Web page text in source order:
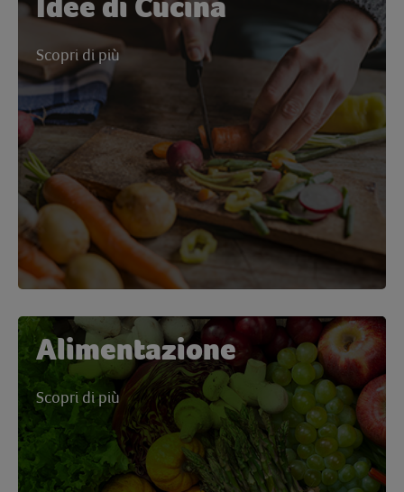
Scopri di più
Alimentazione
Scopri di più